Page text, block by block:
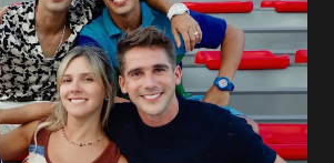
e imagina como seria o
conseguir seduzi-lo. Manuel avisa a
infidelidade de Gabriel com Joana.
livrar de todas as suspeitas pelo
Francisco, apontando que ele poderia